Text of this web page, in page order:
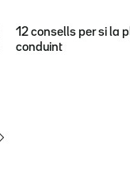
12 consells per si la
conduint